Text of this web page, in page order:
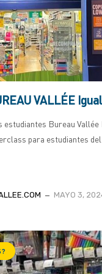
VALLÉE
estudiantes Bureau Vallée
para estudiantes
MAYO 3,